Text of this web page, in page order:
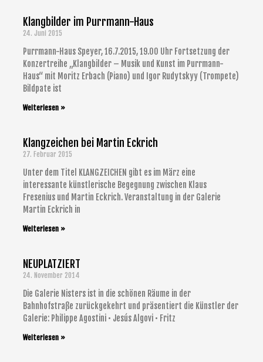
Klangbilder im Purrmann-Haus
24. Juni 2015
Purrmann-Haus Speyer, 16.7.2015, 19.00 Uhr Fortsetzung der
Konzertreihe „Klangbilder – Musik und Kunst im Purrmann-
Haus“ mit Moritz Erbach (Piano) und Igor Rudytskyy (Trompete)
Bildpate ist
Weiterlesen »
Klangzeichen bei Martin Eckrich
27. Februar 2015
Unter dem Titel KLANGZEICHEN gibt es im März eine
interessante künstlerische Begegnung zwischen Klaus
Fresenius und Martin Eckrich. Veranstaltung in der Galerie
Martin Eckrich in
Weiterlesen »
NEUPLATZIERT
24. November 2014
Die Galerie Nisters ist in die schönen Räume in der
Bahnhofstraße zurückgekehrt und präsentiert die Künstler der
Galerie: Philippe Agostini • Jesús Algovi • Fritz
Weiterlesen »